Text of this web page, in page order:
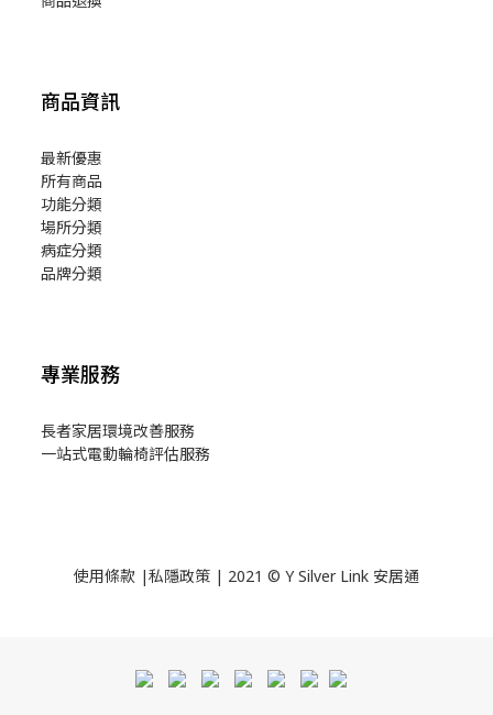
商品資訊
最新優惠
所有商品
功能分類
場所分類
病症分類
品牌分類
專業服務
長者家居環境改善服務
一站式電動輪椅評估服務
使用條款 |私隱政策 | 2021 © Y Silver Link 安居通